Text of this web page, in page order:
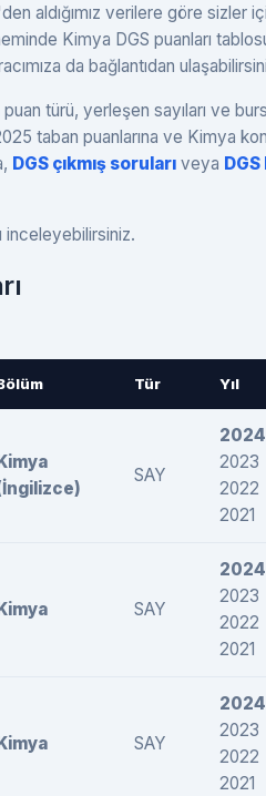
aldığımız verilere göre sizler
Kimya DGS puanları
da bağlantıdan
türü, yerleşen sayıları ve
taban puanlarına ve Kimya
DGS çıkmış soruları veya DGS
inceleyebilirsiniz.
Tür Yıl
SAY
2024
2023
2022
2021
SAY
2024
2023
2022
2021
SAY
2024
2023
2022
2021